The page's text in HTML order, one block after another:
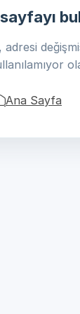
sayfayı
adresi
Ana Sayfa